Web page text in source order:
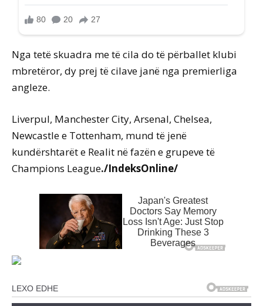
Nga tetë skuadra me të cila do të përballet klubi
mbretëror, dy prej të cilave janë nga premierliga
angleze.
Liverpul, Manchester City, Arsenal, Chelsea,
Newcastle e Tottenham, mund të jenë
kundërshtarët e Realit në fazën e grupeve të
Champions League./IndeksOnline/